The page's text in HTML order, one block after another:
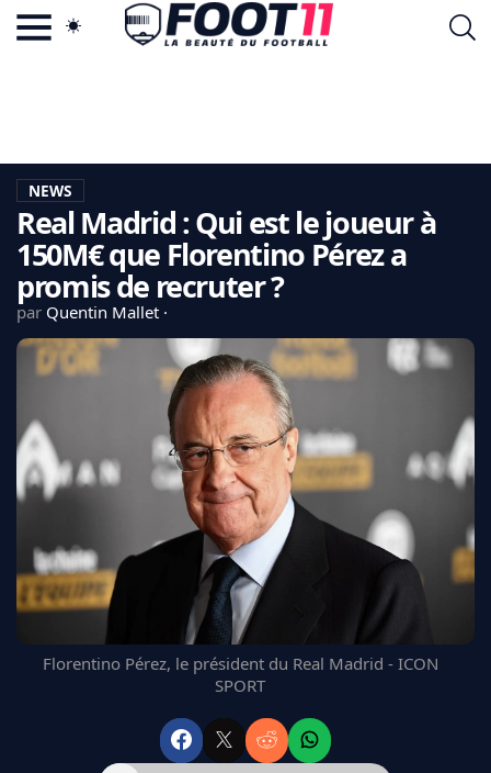
LA CHARTE
VIE PRIVÉE
CGU
CONTACTEZ-NOUS
MERCATO
PSG
LIGUE 1
REAL MADRID
MANCHESTER UNITED
CHELSEA
ARSENAL
L'AVIS DE LA RÉDAC'
NEWS
Real Madrid : Qui est le joueur à
150M€ que Florentino Pérez a
promis de recruter ?
par Quentin Mallet
Florentino Pérez, le président du Real Madrid - ICON
SPORT